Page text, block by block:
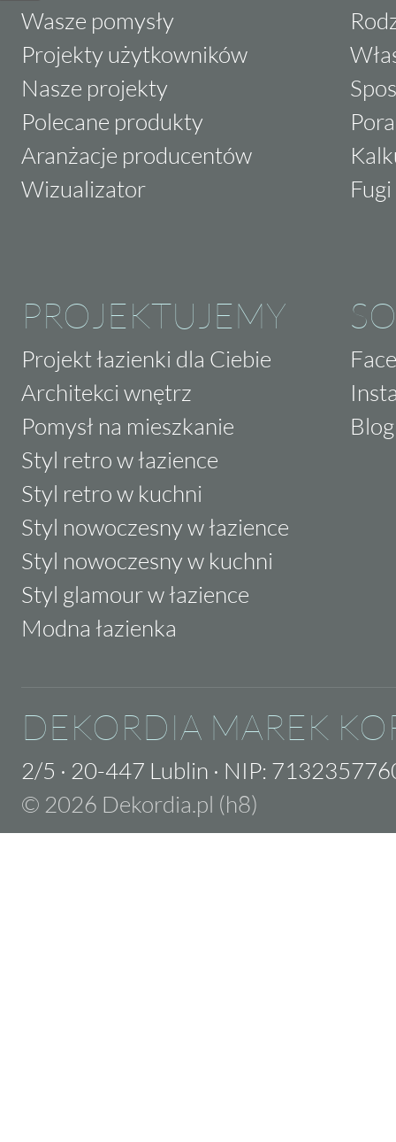
Wasze pomysły
Projekty użytkowników
Nasze projekty
Polecane produkty
Aranżacje producentów
Wizualizator
PROJEKTUJEMY
Projekt łazienki dla Ciebie
Architekci wnętrz
Pomysł na mieszkanie
Styl retro w łazience
Styl retro w kuchni
Styl nowoczesny w łazience
Styl nowoczesny w kuchni
Styl glamour w łazience
Modna łazienka
Blog
DEKORDIA MAREK
2/5 · 20-447 Lublin · NIP:
© 2026 Dekordia.pl (h8)